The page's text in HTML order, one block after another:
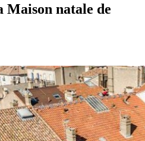
natale de